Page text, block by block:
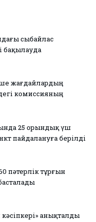
сыбайлас
бақылауда
жағдайлардың
комиссияның
25 орындық үш
пайдалануға берілді
пәтерлік тұрғын
анықталды